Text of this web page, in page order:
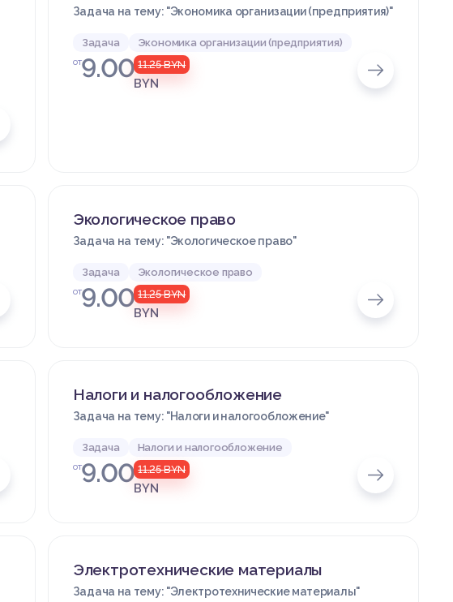
Задача на тему: "Экономика организации (предприятия)"
Задача Экономика организации (предприятия)
от9.00 11.25BYN
BYN
Экологическое право
Задача на тему: "Экологическое право"
Задача Экологическое право
от9.00 11.25BYN
BYN
Налоги и налогообложение
Задача на тему: "Налоги и налогообложение"
Задача Налоги и налогообложение
от9.00 11.25BYN
BYN
Электротехнические материалы
Задача на тему: "Электротехнические материалы"